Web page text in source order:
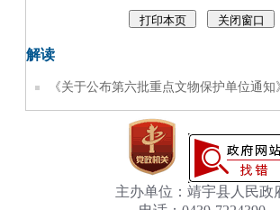
解读
《关于公布第六批重点文物保护单位通